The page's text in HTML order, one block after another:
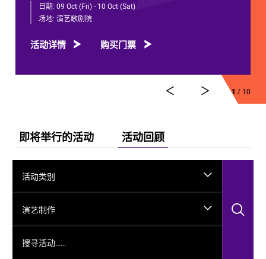
龟兹文化流淌着古往今来各族人民的印迹和血脉，从石
我、我中有你”，成为新疆历史文化的鲜活注脚，更是中
艺术的交融流变搬上舞台。
运，服装设计阳东霖，视觉总监王涵，编导李宏钧、魏
威、古力加娜提·沙塔尔、付阳雪，多媒体设计胡天骥，
灯光设计刘钊，造型设计徐彬，道具设计雷鹏等诸多国
内艺术家。舞剧以新疆艺术剧院歌舞团和新疆师范大学
的青年舞者为班底，携手国内优秀青年舞蹈艺术家共同
出演。
日期: 09 Oct (Fri) - 10 Oct (Sat)
场地: 演艺歌剧院
活动详情 购买门票
1 / 10
即将举行的活动 活动回顾
活动类别
演艺制作